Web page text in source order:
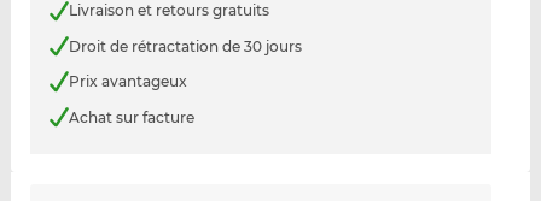
Livraison et retours gratuits
Droit de rétractation de 30 jours
Prix avantageux
Achat sur facture